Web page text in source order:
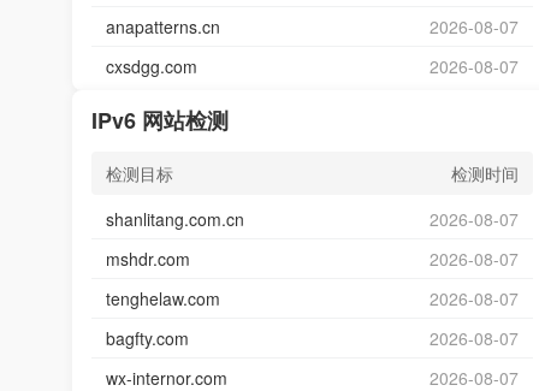
anapatterns.cn
2026-08-07
cxsdgg.com
2026-08-07
IPv6 网站检测
检测目标
检测时间
shanlitang.com.cn
2026-08-07
mshdr.com
2026-08-07
tenghelaw.com
2026-08-07
bagfty.com
2026-08-07
wx-internor.com
2026-08-07